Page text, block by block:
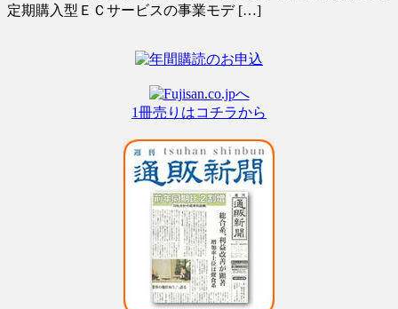
定期購入型ＥＣサービスの事業モデ […]
1冊売りはコチラから